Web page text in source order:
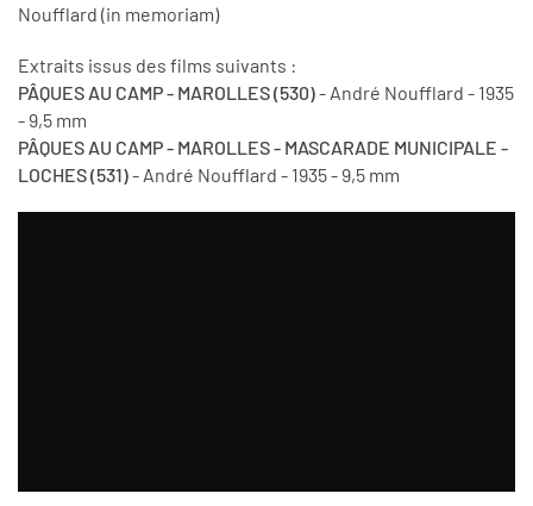
Noufflard (in memoriam)
Extraits issus des films suivants :
PÂQUES AU CAMP - MAROLLES (530)- André Noufflard - 1935
- 9,5 mm
PÂQUES AU CAMP - MAROLLES - MASCARADE MUNICIPALE -
LOCHES (531)- André Noufflard - 1935 - 9,5 mm